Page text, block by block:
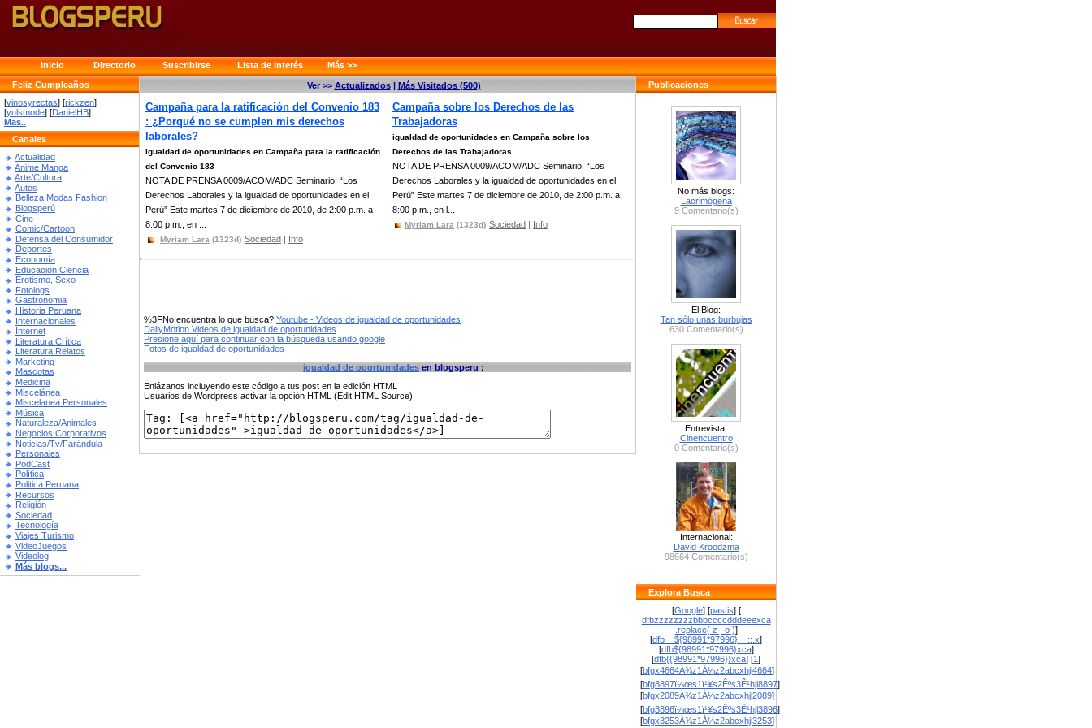
Inicio Directorio Suscribirse Lista de Interés
Más >>
Feliz Cumpleaños
[vinosyrectas] [rickzen]
[yulsmode] [DanielHB]
Mas..
Canales
Actualidad
Anime Manga
Arte/Cultura
Autos
Belleza Modas Fashion
Blogsperú
Cine
Comic/Cartoon
Defensa del Consumidor
Deportes
Economía
Educación Ciencia
Erotismo, Sexo
Fotologs
Gastronomia
Historia Peruana
Internacionales
Internet
Literatura Crítica
Literatura Relatos
Marketing
Mascotas
Medicina
Miscelánea
Miscelanea Personales
Música
Naturaleza/Animales
Negocios Corporativos
Noticias/Tv/Farándula
Personales
PodCast
Política
Politica Peruana
Recursos
Religión
Sociedad
Tecnología
Viajes Turismo
VideoJuegos
Videolog
Más blogs...
Publicaciones
No más blogs:
Lacrimógena
9 Comentario(s)
El Blog:
Tan sólo unas burbujas
630 Comentario(s)
Entrevista:
Cinencuentro
0 Comentario(s)
Internacional:
David Kroodzma
98664 Comentario(s)
Explora Busca
[Google] [pastis] [
dfbzzzzzzzzbbbccccdddeeexca
.replace( z , o )]
[dfb__${98991*97996}__::.x]
[dfb${98991*97996}xca]
[dfb{{98991*97996}}xca] [1]
[bfgx4664À¾z1À¼z2abcxhjl4664]
[bfg8897ï¼œs1ï¹¥s2Êºs3Ê¹hjl8897]
[bfgx2089À¾z1À¼z2abcxhjl2089]
[bfg3896ï¼œs1ï¹¥s2Êºs3Ê¹hjl3896]
[bfgx3253À¾z1À¼z2abcxhjl3253]
Ver >> Actualizados| Más Visitados (500)
Campaña para la ratificación del Convenio 183
: ¿Porqué no se cumplen mis derechos
laborales?
igualdad de oportunidades en Campaña para la ratificación
del Convenio 183
NOTA DE PRENSA 0009/ACOM/ADC Seminario: “Los
Derechos Laborales y la igualdad de oportunidades en el
Perú” Este martes 7 de diciembre de 2010, de 2:00 p.m. a
8:00 p.m., en ...
Myriam Lara (1323d) Sociedad | Info
Campaña sobre los Derechos de las
Trabajadoras
igualdad de oportunidades en Campaña sobre los
Derechos de las Trabajadoras
NOTA DE PRENSA 0009/ACOM/ADC Seminario: “Los
Derechos Laborales y la igualdad de oportunidades en el
Perú” Este martes 7 de diciembre de 2010, de 2:00 p.m. a
8:00 p.m., en l...
Myriam Lara (1323d) Sociedad | Info
%3FNo encuentra lo que busca? Youtube - Videos de igualdad de oportunidades
DailyMotion Videos de igualdad de oportunidades
Presione aquí para continuar con la búsqueda usando google
Fotos de igualdad de oportunidades
igualdad de oportunidades en blogsperu :
Enlázanos incluyendo este código a tus post en la edición HTML
Usuarios de Wordpress activar la opción HTML (Edit HTML Source)